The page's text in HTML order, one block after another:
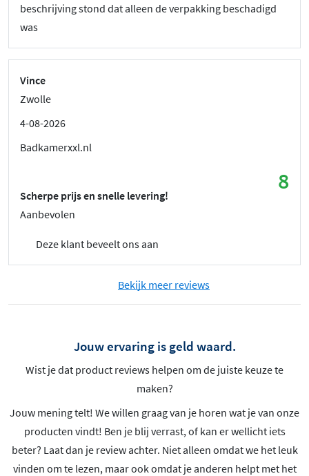
beschrijving stond dat alleen de verpakking beschadigd
was
Vince
Zwolle
4-08-2026
Badkamerxxl.nl
8
Scherpe prijs en snelle levering!
Aanbevolen
Deze klant beveelt ons aan
Bekijk meer reviews
Jouw ervaring is geld waard.
Wist je dat product reviews helpen om de juiste keuze te
maken?
Jouw mening telt! We willen graag van je horen wat je van onze
producten vindt! Ben je blij verrast, of kan er wellicht iets
beter? Laat dan je review achter. Niet alleen omdat we het leuk
vinden om te lezen, maar ook omdat je anderen helpt met het